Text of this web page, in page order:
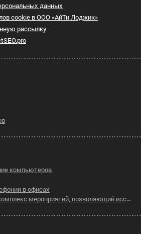
данных
cookie в ООО «АйТи Лоджик»
рассылку
компьютеров
в офисах
ИТ аудит предприятия - комплекс мероприятий, позволяющий исследовать существующую инфраструктуру компании на предмет эффективности ее работы